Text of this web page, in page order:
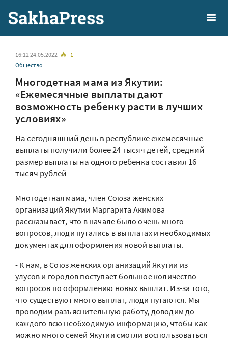
16:12 24.05.2022
1
Общество
Многодетная мама из Якутии:
«Ежемесячные выплаты дают
возможность ребенку расти в лучших
условиях»
На сегодняшний день в республике ежемесячные
выплаты получили более 24 тысяч детей, средний
размер выплаты на одного ребенка составил 16
тысяч рублей
Многодетная мама, член Союза женских
организаций Якутии Маргарита Акимова
рассказывает, что в начале было очень много
вопросов, люди путались в выплатах и необходимых
документах для оформления новой выплаты.
- К нам, в Союз женских организаций Якутии из
улусов и городов поступает большое количество
вопросов по оформлению новых выплат. Из-за того,
что существуют много выплат, люди путаются. Мы
проводим разъяснительную работу, доводим до
каждого всю необходимую информацию, чтобы как
можно много семей Якутии смогли воспользоваться